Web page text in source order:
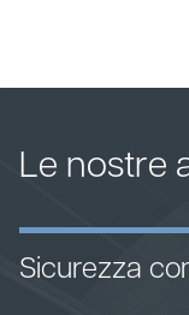
Le nostre
Sicurezza